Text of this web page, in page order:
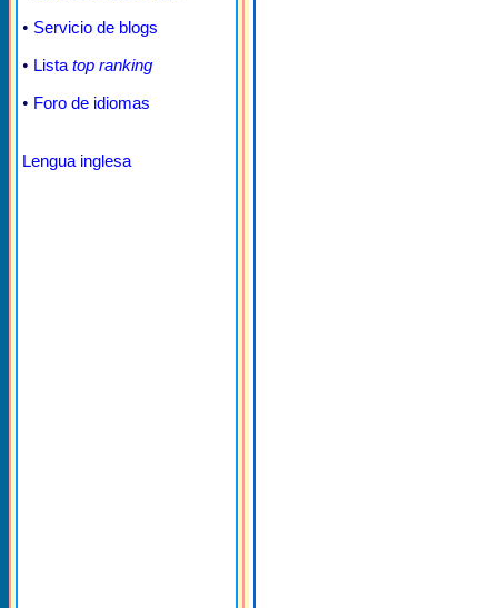
• Servicio de blogs
• Lista top ranking
• Foro de idiomas
Lengua inglesa